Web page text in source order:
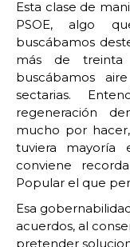
Esta clase de
PSOE, algo
buscábamos
más de treinta
buscábamos
sectarias.
regeneración
mucho por
tuviera mayoría
conviene
Popular el que
Esa
acuerdos, al
pretender